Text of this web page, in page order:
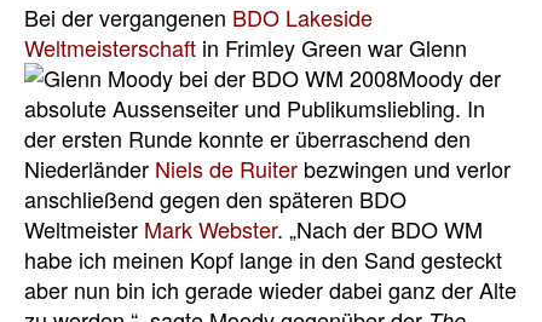
Bei der vergangenen BDO Lakeside
Weltmeisterschaft in Frimley Green war Glenn
Moody der
absolute Aussenseiter und Publikumsliebling. In
der ersten Runde konnte er überraschend den
Niederländer Niels de Ruiter bezwingen und verlor
anschließend gegen den späteren BDO
Weltmeister Mark Webster. „Nach der BDO WM
habe ich meinen Kopf lange in den Sand gesteckt
aber nun bin ich gerade wieder dabei ganz der Alte